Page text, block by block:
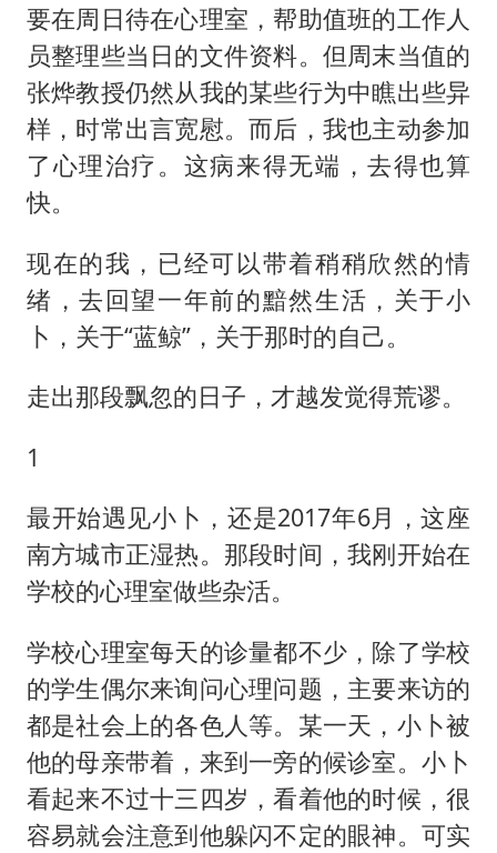
乐享全民健身 共筑健康中国
要在周日待在心理室，帮助值班的工作人
员整理些当日的文件资料。但周末当值的
张烨教授仍然从我的某些行为中瞧出些异
样，时常出言宽慰。而后，我也主动参加
了心理治疗。这病来得无端，去得也算
快。
现在的我，已经可以带着稍稍欣然的情
绪，去回望一年前的黯然生活，关于小
卜，关于“蓝鲸”，关于那时的自己。
走出那段飘忽的日子，才越发觉得荒谬。
1
最开始遇见小卜，还是2017年6月，这座
南方城市正湿热。那段时间，我刚开始在
学校的心理室做些杂活。
学校心理室每天的诊量都不少，除了学校
的学生偶尔来询问心理问题，主要来访的
都是社会上的各色人等。某一天，小卜被
他的母亲带着，来到一旁的候诊室。小卜
看起来不过十三四岁，看着他的时候，很
容易就会注意到他躲闪不定的眼神。可实